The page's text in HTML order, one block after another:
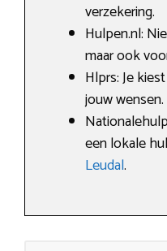
verzekering.
Hulpen.nl:
maar ook
Hlprs: Je
jouw wensen.
een lokale
Leudal.